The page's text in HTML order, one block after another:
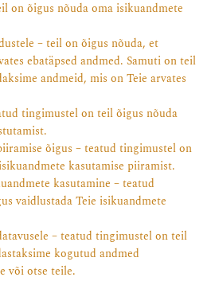
on õigus nõuda oma isikuandmete
– teil on õigus nõuda, et
ebatäpsed andmed. Samuti on teil
andmeid, mis on Teie arvates
tingimustel on teil õigus nõuda
õigus – teatud tingimustel on
kasutamise piiramist.
kasutamine – teatud
vaidlustada Teie isikuandmete
– teatud tingimustel on teil
kogutud andmed
või otse teile.